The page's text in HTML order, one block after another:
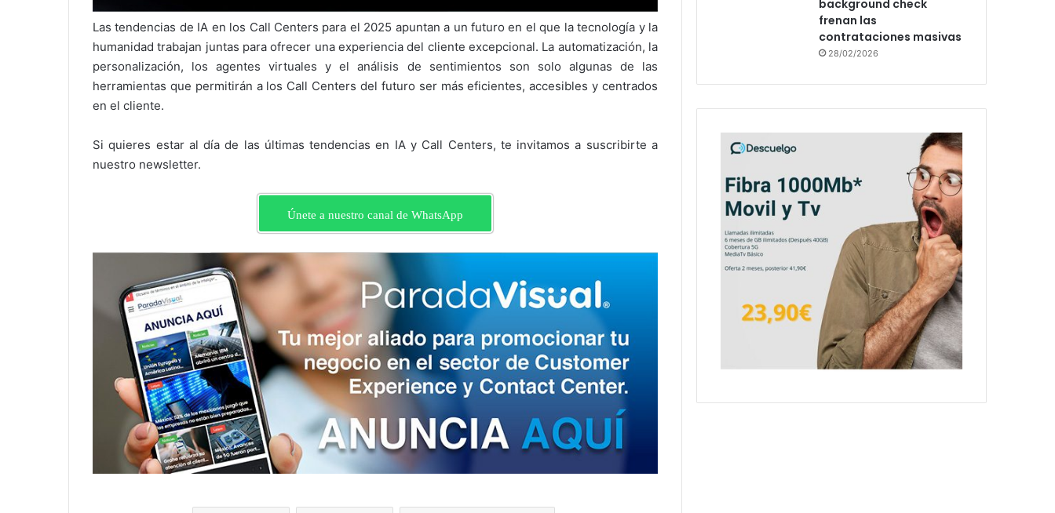
Las tendencias de IA en los Call Centers para el 2025 apuntan a un futuro en el que la tecnología y la
humanidad trabajan juntas para ofrecer una experiencia del cliente excepcional. La automatización, la
personalización, los agentes virtuales y el análisis de sentimientos son solo algunas de las
herramientas que permitirán a los Call Centers del futuro ser más eficientes, accesibles y centrados
en el cliente.
Si quieres estar al día de las últimas tendencias en IA y Call Centers, te invitamos a suscribirte a
nuestro newsletter.
Únete a nuestro canal de WhatsApp
background check
frenan las
contrataciones masivas
28/02/2026